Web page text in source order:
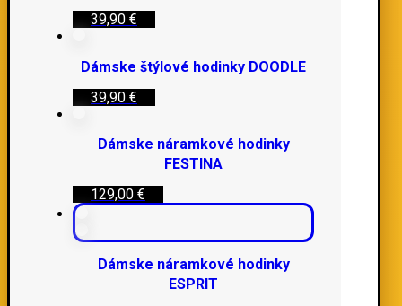
39,90 €
Dámske štýlové hodinky DOODLE
39,90 €
Dámske náramkové hodinky
FESTINA
129,00 €
Dámske náramkové hodinky
ESPRIT